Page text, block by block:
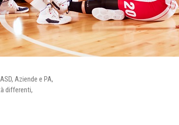
Aziende e PA,
differenti,